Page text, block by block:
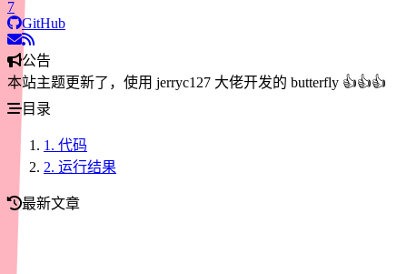
7
GitHub
公告
本站主题更新了，使用 jerryc127 大佬开发的 butterfly 👍👍👍
目录
1. 代码
2. 运行结果
最新文章